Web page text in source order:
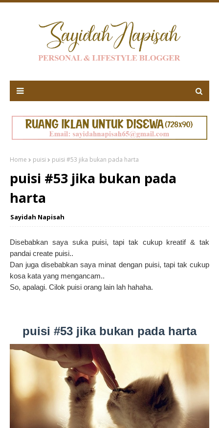
Home puisi puisi #53 jika bukan pada harta
puisi #53 jika bukan pada
harta
Sayidah Napisah
Disebabkan saya suka puisi, tapi tak cukup kreatif & tak
pandai create puisi..
Dan juga disebabkan saya minat dengan puisi, tapi tak cukup
kosa kata yang mengancam..
So, apalagi. Cilok puisi orang lain lah hahaha.
puisi #53 jika bukan pada harta